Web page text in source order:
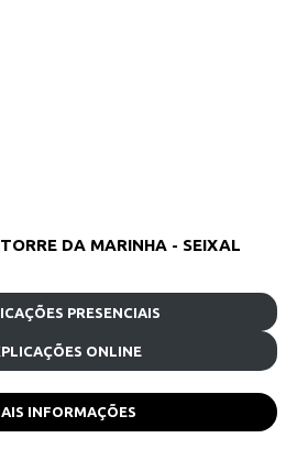
DA MARINHA - SEIXAL
PRESENCIAIS
ONLINE
INFORMAÇÕES